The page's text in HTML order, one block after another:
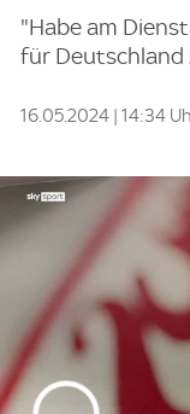
"Habe am
für Deutschland
16.05.2024 | 14:34